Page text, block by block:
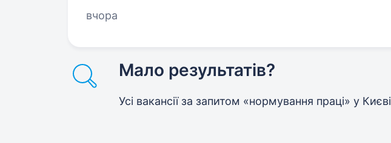
вчора
Мало результатів?
Усі вакансії за запитом «нормування праці» у Києві